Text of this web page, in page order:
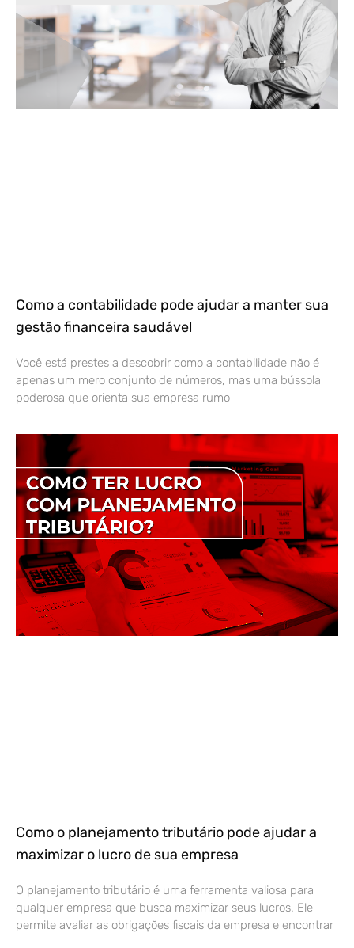
Como a contabilidade pode ajudar a manter sua
gestão financeira saudável
Você está prestes a descobrir como a contabilidade não é
apenas um mero conjunto de números, mas uma bússola
poderosa que orienta sua empresa rumo
Como o planejamento tributário pode ajudar a
maximizar o lucro de sua empresa
O planejamento tributário é uma ferramenta valiosa para
qualquer empresa que busca maximizar seus lucros. Ele
permite avaliar as obrigações fiscais da empresa e encontrar